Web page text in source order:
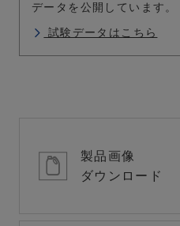
データを公開しています。
試験データはこちら
製品画像
ダウンロード